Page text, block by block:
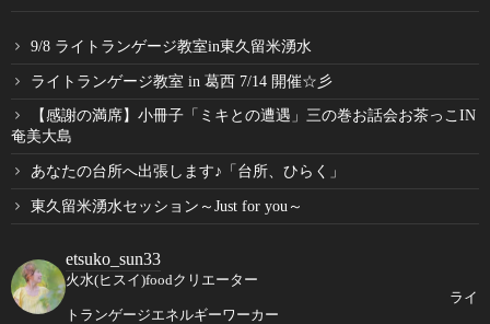
9/8 ライトランゲージ教室in東久留米湧水
ライトランゲージ教室 in 葛西 7/14 開催☆彡
【感謝の満席】小冊子「ミキとの遭遇」三の巻お話会お茶っこIN
奄美大島
あなたの台所へ出張します♪「台所、ひらく」
東久留米湧水セッション～Just for you～
etsuko_sun33
火水(ヒスイ)foodクリエーター
ライ
トランゲージエネルギーワーカー